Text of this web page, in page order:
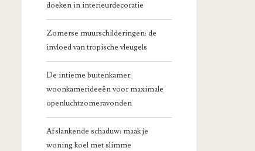
doeken in interieurdecoratie
Zomerse muurschilderingen: de
invloed van tropische vleugels
De intieme buitenkamer:
woonkamerideeën voor maximale
openluchtzomeravonden
Afslankende schaduw: maak je
woning koel met slimme